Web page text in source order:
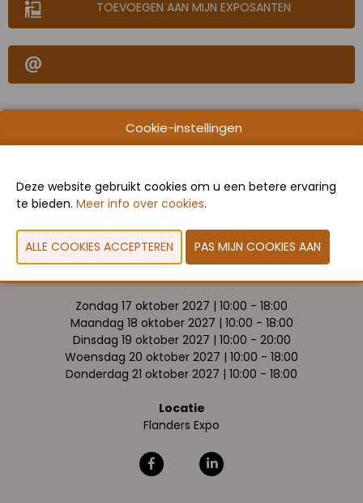
TOEVOEGEN AAN MIJN EXPOSANTEN
Zondag 17 oktober 2027 | 10:00 - 18:00
Maandag 18 oktober 2027 | 10:00 - 18:00
Dinsdag 19 oktober 2027 | 10:00 - 20:00
Woensdag 20 oktober 2027 | 10:00 - 18:00
Donderdag 21 oktober 2027 | 10:00 - 18:00
Locatie
Flanders Expo
Cookie-instellingen
Deze website gebruikt cookies om u een betere ervaring
te bieden. Meer info over cookies.